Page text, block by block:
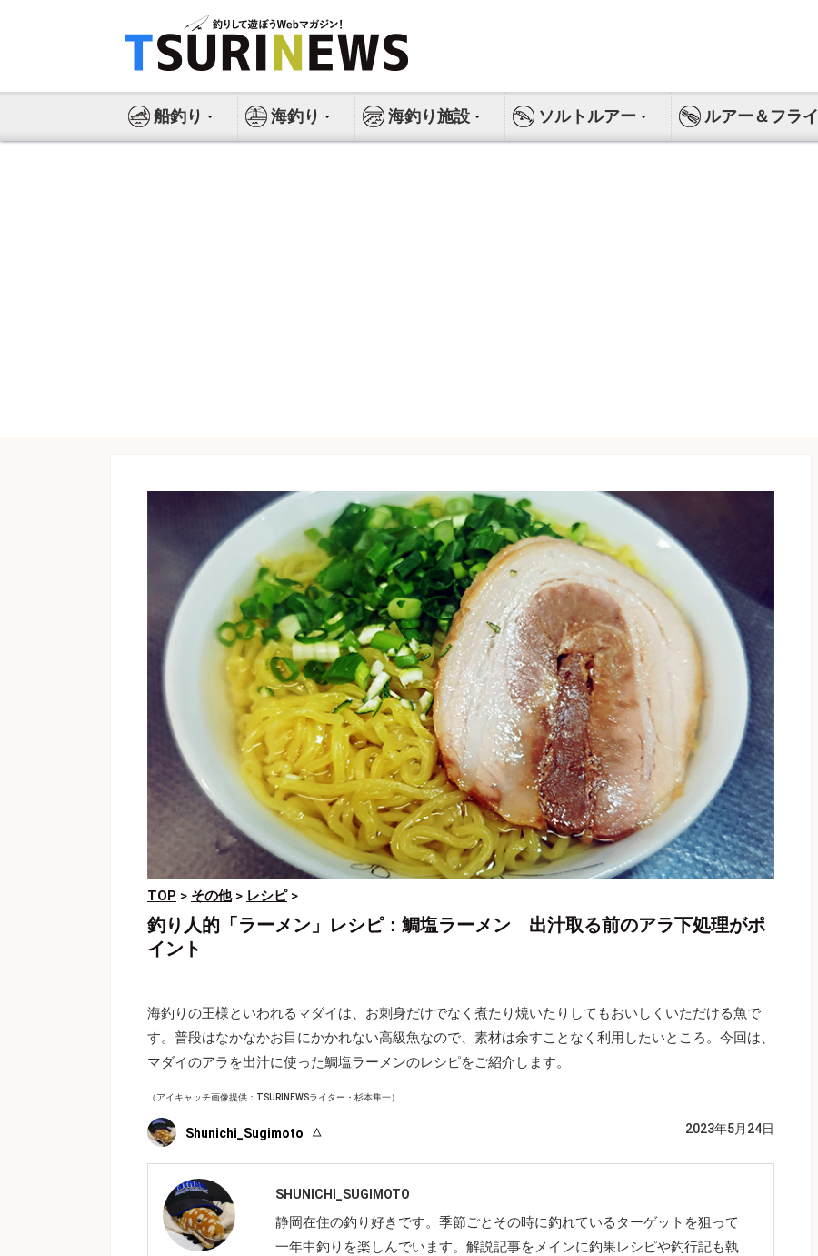
ス
船釣り 海釣り 海釣り施設 ソルトルアー ルアー＆フライ
TOP > その他> レシピ>
釣り人的「ラーメン」レシピ：鯛塩ラーメン 出汁取る前のアラ下処理がポ
イント
海釣りの王様といわれるマダイは、お刺身だけでなく煮たり焼いたりしてもおいしくいただける魚で
す。普段はなかなかお目にかかれない高級魚なので、素材は余すことなく利用したいところ。今回は、
マダイのアラを出汁に使った鯛塩ラーメンのレシピをご紹介します。
（アイキャッチ画像提供：TSURINEWSライター・杉本隼一）
Shunichi_Sugimoto 2023年5月24日
SHUNICHI_SUGIMOTO
静岡在住の釣り好きです。季節ごとその時に釣れているターゲットを狙って
一年中釣りを楽しんでいます。解説記事をメインに釣果レシピや釣行記も執